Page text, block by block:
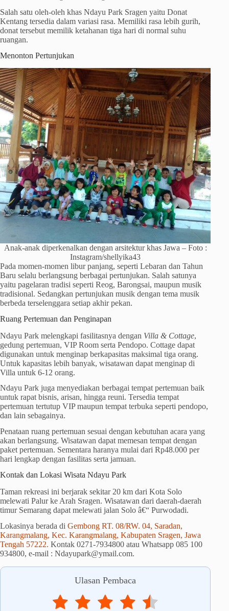
Salah satu oleh-oleh khas Ndayu Park Sragen yaitu Donat
Kentang tersedia dalam variasi rasa. Memiliki rasa lebih gurih,
donat tersebut memilik ketahanan tiga hari di normal suhu
ruangan.
Menonton Pertunjukan
Anak-anak diperkenalkan dengan arsitektur khas Jawa – Foto :
Instagram/shellyika43
Pada momen-momen libur panjang, seperti Lebaran dan Tahun
Baru selalu berlangsung berbagai pertunjukan. Salah satunya
yaitu pagelaran tradisi seperti Reog, Barongsai, maupun musik
tradisional. Sedangkan pertunjukan musik dengan tema musik
berbeda terselenggara setiap akhir pekan.
Ruang Pertemuan dan Penginapan
Ndayu Park melengkapi fasilitasnya dengan Villa & Cottage,
gedung pertemuan, VIP Room serta Pendopo. Cottage dapat
digunakan untuk menginap berkapasitas maksimal tiga orang.
Untuk kapasitas lebih banyak, wisatawan dapat menginap di
Villa untuk 6-12 orang.
Ndayu Park juga menyediakan berbagai tempat pertemuan baik
untuk rapat bisnis, arisan, hingga reuni. Tersedia tempat
pertemuan tertutup VIP maupun tempat terbuka seperti pendopo,
dan lain sebagainya.
Penataan ruang pertemuan sesuai dengan kebutuhan acara yang
akan berlangsung. Wisatawan dapat memesan tempat dengan
paket pertemuan. Sementara haranya mulai dari Rp48.000 per
hari lengkap dengan fasilitas serta jamuan.
Kontak dan Lokasi Wisata Ndayu Park
Taman rekreasi ini berjarak sekitar 20 km dari Kota Solo
melewati Palur ke Arah Sragen. Wisatawan dari daerah-daerah
timur Semarang dapat melewati jalan Solo â€“ Purwodadi.
Lokasinya berada di Gembong RT. 08/RW. 04, Saradan,
Karangmalang, Kec. Karangmalang, Kabupaten Sragen, Jawa
Tengah 57222. Kontak 0271-7934800 atau Whatsapp 085 100
934800, e-mail : Ndayupark@ymail.com.
Ulasan Pembaca